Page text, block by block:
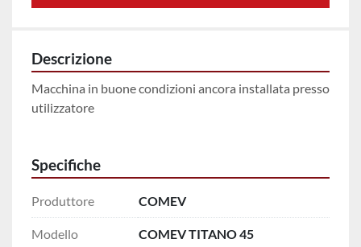
Descrizione
Macchina in buone condizioni ancora installata presso
utilizzatore
Specifiche
Produttore COMEV
Modello COMEV TITANO 45